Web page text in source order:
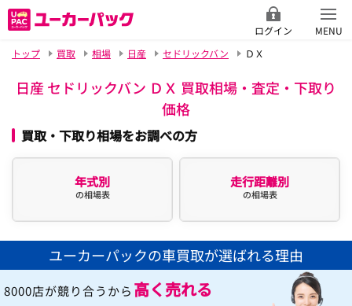
ログイン
MENU
トップ
買取 相場 日産 セドリックバン ＤＸ
日産 セドリックバン ＤＸ 買取相場・査定・下取り
価格
買取・下取り相場をお調べの方
年式別
の相場表
走行距離別
の相場表
ユーカーパックの車買取が選ばれる理由
8000店が競り合うから 高く売れる